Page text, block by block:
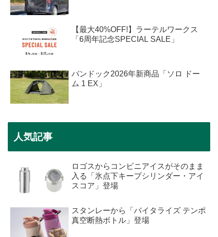
【最大40%OFF!】ラーテルワークス
「6周年記念SPECIAL SALE」
バンドック2026年新商品「ソロ ドー
ム 1 EX」
人気記事
ロゴスからコンビニアイスがそのまま
入る「氷点下キープシリンダー・アイ
スコア」登場
スタンレーから「バイタライズ テンポ
真空断熱ボトル」登場